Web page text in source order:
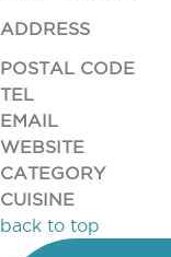
ADDRESS
POSTAL CODE
TEL
EMAIL
WEBSITE
CATEGORY
CUISINE
back to top